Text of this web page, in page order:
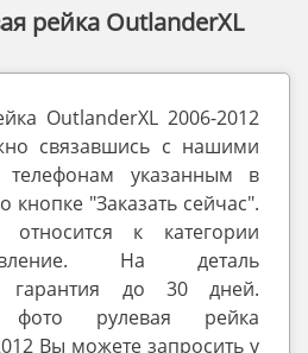
рейка OutlanderXL
OutlanderXL 2006-2012
связавшись с нашими
указанным в
кнопке "Заказать сейчас".
относится к категории
На деталь
гарантия до 30 дней.
фото рулевая рейка
Вы можете запросить у